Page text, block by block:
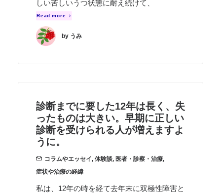
しい苦しいうつ状態に耐え続けて、
Read more
by うみ
診断までに要した12年は長く、失
ったものは大きい。早期に正しい
診断を受けられる人が増えますよ
うに。
コラムやエッセイ, 体験談, 医者・診察・治療,
症状や治療の経緯
私は、12年の時を経て去年末に双極性障害と